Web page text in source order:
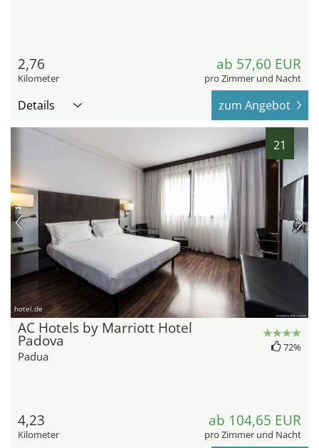
2,76
Kilometer
ab 57,60 EUR
pro Zimmer und Nacht
Details zum Angebot
21
hotel.de
AC Hotels by Marriott Hotel
Padova
Padua
72%
4,23
Kilometer
ab 104,65 EUR
pro Zimmer und Nacht